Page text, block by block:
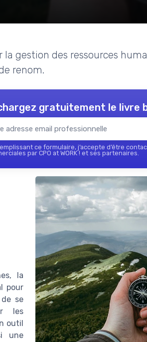
gestion des ressources
renom.
gratuitement le livre
ce formulaire, j’accepte d’être
par CPO at WORK ! et ses partenaires.
la
pour
se
les
outil
une